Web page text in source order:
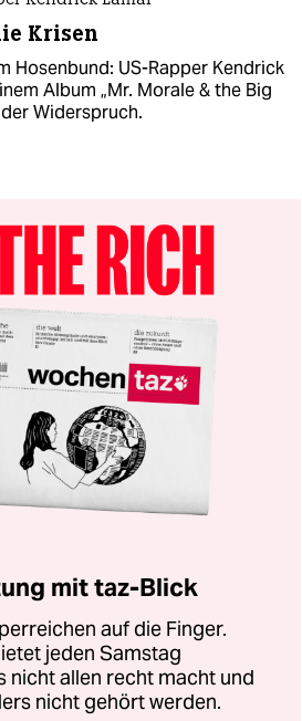
Krisen
Hosenbund: US-Rapper Kendrick
Album „Mr. Morale & the Big
Widerspruch.
mit taz-Blick
auf die Finger.
jeden Samstag
nicht allen recht macht und
nicht gehört werden.